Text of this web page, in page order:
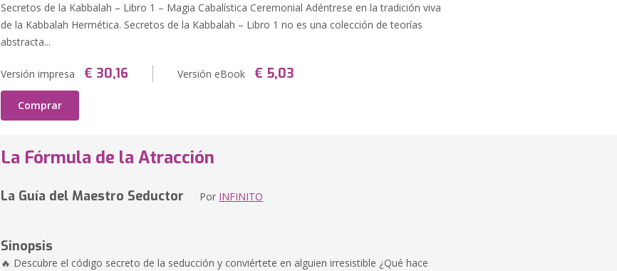
Secretos de la Kabbalah – Libro 1 – Magia Cabalística Ceremonial Adéntrese en la tradición viva
de la Kabbalah Hermética. Secretos de la Kabbalah – Libro 1 no es una colección de teorías
abstracta...
Versión impresa € 30,16 Versión eBook € 5,03
Comprar
La Fórmula de la Atracción
La Guía del Maestro Seductor Por INFINITO
Sinopsis
🔥 Descubre el código secreto de la seducción y conviértete en alguien irresistible ¿Qué hace